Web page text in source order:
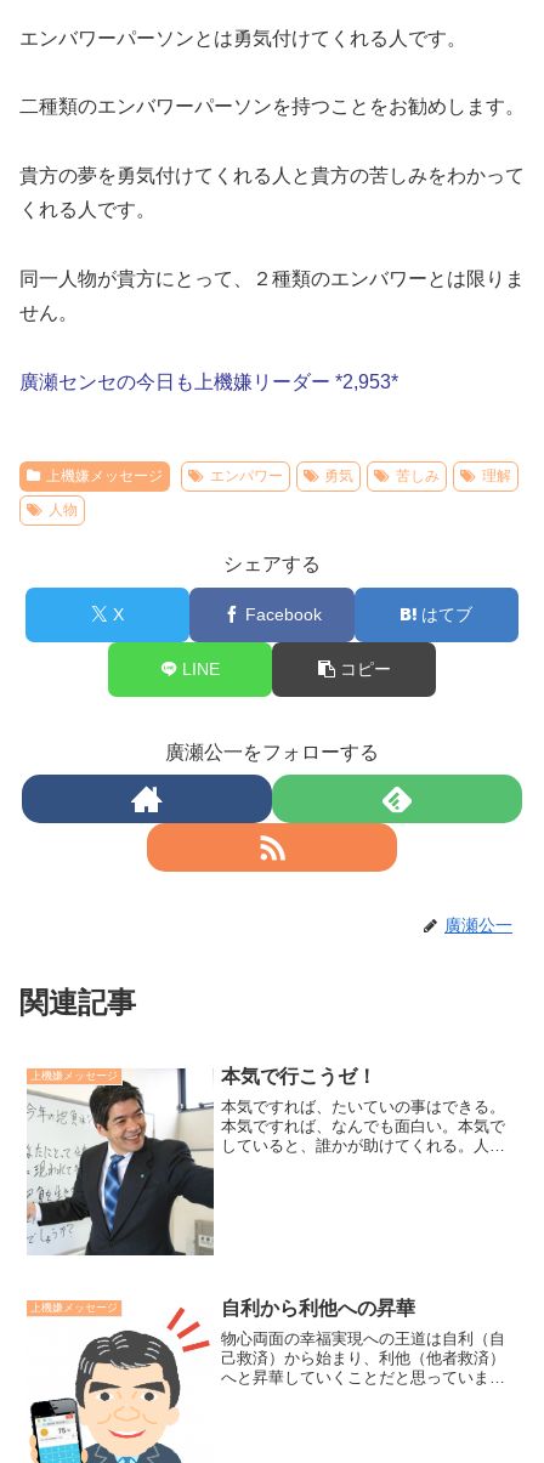
エンバワーパーソンとは勇気付けてくれる人です。
二種類のエンバワーパーソンを持つことをお勧めします。
貴方の夢を勇気付けてくれる人と貴方の苦しみをわかって
くれる人です。
同一人物が貴方にとって、２種類のエンバワーとは限りま
せん。
廣瀬センセの今日も上機嫌リーダー *2,953*
上機嫌メッセージ エンパワー 勇気 苦しみ
理解
人物
シェアする
X Facebook はてブ
LINE コピー
廣瀬公一をフォローする
廣瀬公一
関連記事
上機嫌メッセージ 本気で行こうゼ！
本気ですれば、たいていの事はできる。
本気ですれば、なんでも面白い。本気で
していると、誰かが助けてくれる。人間
上機嫌メッセージ 自利から利他への昇華
物心両面の幸福実現への王道は自利（自
己救済）から始まり、利他（他者救済）
へと昇華していくことだと思っていま